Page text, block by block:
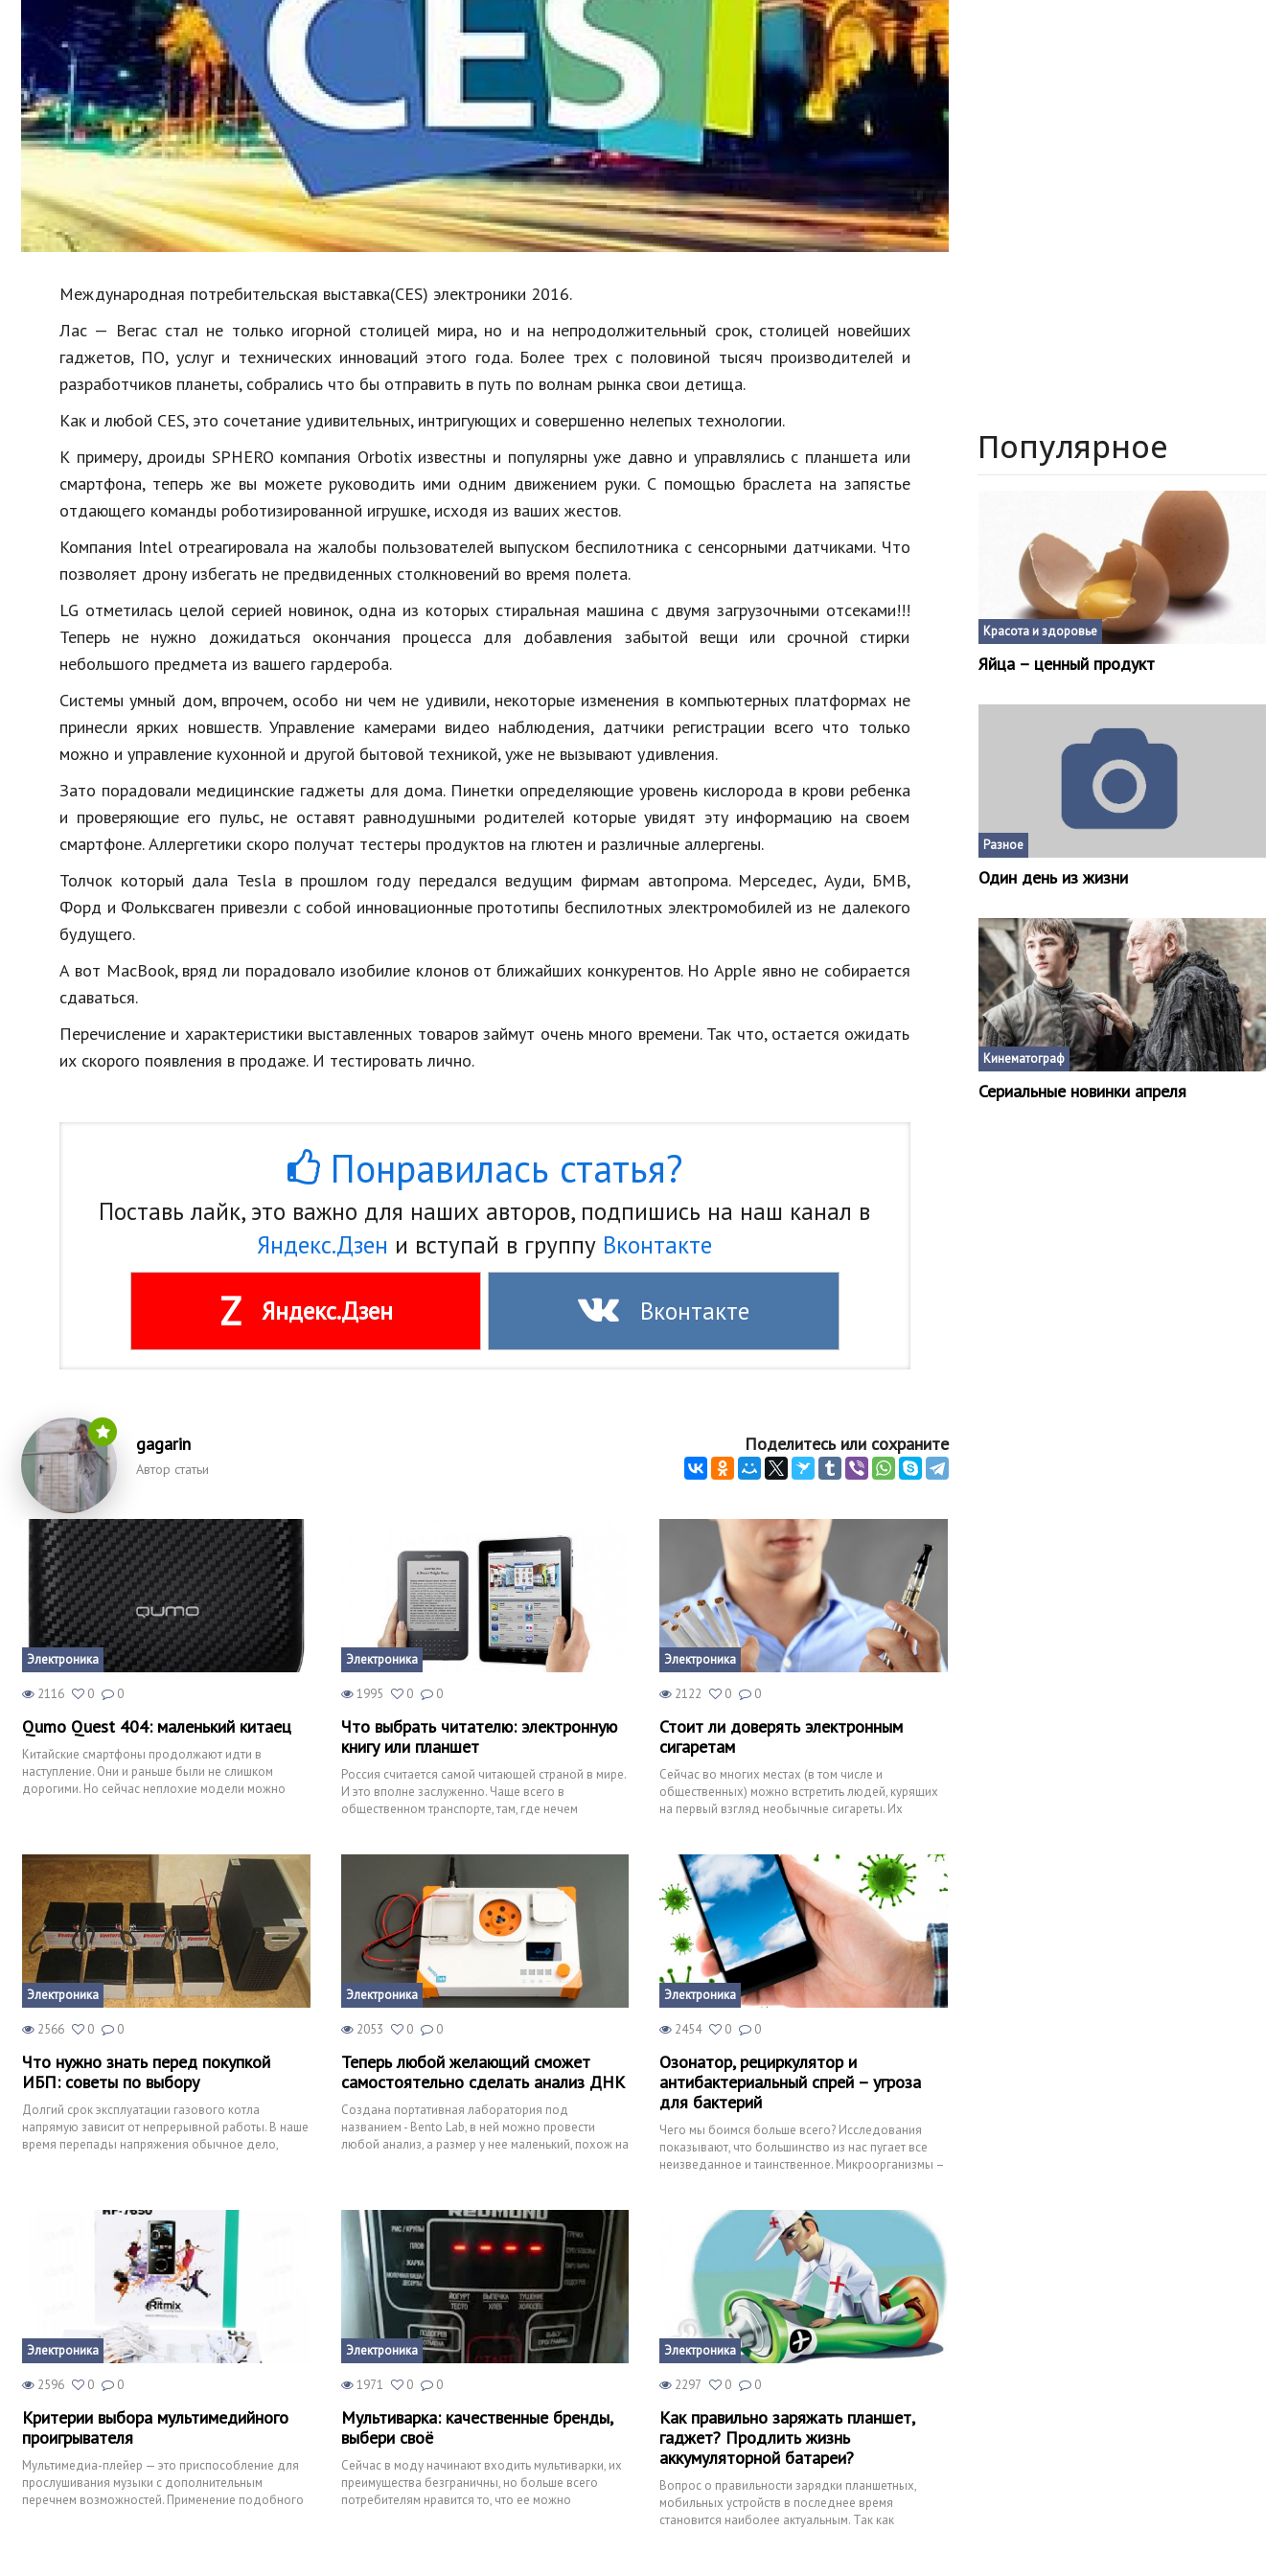
Образование
В мире
Культура
Авто, мото
Знаменитости
Недвижимость
Спорт и фитнес
Психология и отношения
Творчество и рукоделие
Разное
Работа и бизнес
Животные
Еда и напитки
Праздники и подарки
Мода и стиль
Бизнес
Хобби и развлечения
Финансы
Юриспруденция
Природа
Образование
Международная потребительская выставка(CES) электроники 2016.
Лас — Вегасстал не только игорной столицей мира, но и на непродолжительный срок, столицей новейших
гаджетов, ПО, услуг и технических инноваций этого года. Более трех с половиной тысяч производителей и
разработчиков планеты, собрались что бы отправить в путь по волнам рынка свои детища.
Как и любой CES, это сочетание удивительных, интригующих и совершенно нелепых технологии.
К примеру, дроиды SPHERO компания Orbotixизвестны и популярны уже давно и управлялись с планшета или
смартфона, теперь же вы можете руководить ими одним движением руки. С помощью браслета на запястье
отдающего команды роботизированной игрушке, исходя из ваших жестов.
Компания Intel отреагировала на жалобы пользователей выпуском беспилотникас сенсорными датчиками. Что
позволяет дрону избегать не предвиденных столкновений во время полета.
LG отметилась целой серией новинок, одна из которых стиральная машина с двумя загрузочными отсеками!!!
Теперь не нужно дожидаться окончания процесса для добавления забытой вещи или срочной стирки
небольшого предмета из вашего гардероба.
Системы умный дом, впрочем, особо ни чем не удивили, некоторые изменения в компьютерных платформах не
принесли ярких новшеств. Управление камерами видео наблюдения, датчики регистрации всего что только
можно и управление кухонной и другой бытовой техникой, уже не вызывают удивления.
Зато порадовали медицинские гаджеты для дома. Пинетки определяющие уровень кислорода в крови ребенка
и проверяющие его пульс, не оставят равнодушными родителей которые увидят эту информацию на своем
смартфоне.Аллергетики скоро получат тестеры продуктов на глютен и различные аллергены.
Толчок который дала Teslaв прошлом году передался ведущим фирмам автопрома. Мерседес, Ауди, БМВ,
Форд и Фольксваген привезли с собой инновационные прототипы беспилотных электромобилей из не далекого
будущего.
А вот MacBook, вряд ли порадовало изобилие клонов от ближайших конкурентов. НоApple явно не собирается
сдаваться.
Перечисление и характеристики выставленных товаров займут очень много времени. Так что, остается ожидать
их скорого появления в продаже. И тестировать лично.
Понравилась статья?
Поставь лайк, это важно для наших авторов, подпишись на наш канал в
Яндекс.Дзен и вступай в группу Вконтакте
Z Яндекс.Дзен Вконтакте
gagarin
Автор статьи
Поделитесь или сохраните
Электроника
2116 0 0
Qumo Quest 404: маленький китаец
Китайские смартфоны продолжают идти в
наступление. Они и раньше были не слишком
дорогими. Но сейчас неплохие модели можно
Электроника
1995 0 0
Что выбрать читателю: электронную
книгу или планшет
Россия считается самой читающей страной в мире.
И это вполне заслуженно. Чаще всего в
общественном транспорте, там, где нечем
Электроника
2122 0 0
Стоит ли доверять электронным
сигаретам
Сейчас во многих местах (в том числе и
общественных) можно встретить людей, курящих
на первый взгляд необычные сигареты. Их
Электроника
2566 0 0
Что нужно знать перед покупкой
ИБП: советы по выбору
Долгий срок эксплуатации газового котла
напрямую зависит от непрерывной работы. В наше
время перепады напряжения обычное дело,
Электроника
2053 0 0
Теперь любой желающий сможет
самостоятельно сделать анализ ДНК
Создана портативная лаборатория под
названием - Bento Lab, в ней можно провести
любой анализ, а размер у нее маленький, похож на
Электроника
2454 0 0
Озонатор, рециркулятор и
антибактериальный спрей – угроза
для бактерий
Чего мы боимся больше всего? Исследования
показывают, что большинство из нас пугает все
неизведанное и таинственное. Микроорганизмы –
Электроника
2596 0 0
Критерии выбора мультимедийного
проигрывателя
Мультимедиа-плейер — это приспособление для
прослушивания музыки с дополнительным
перечнем возможностей. Применение подобного
Электроника
1971 0 0
Мультиварка: качественные бренды,
выбери своё
Сейчас в моду начинают входить мультиварки, их
преимущества безграничны, но больше всего
потребителям нравится то, что ее можно
Электроника
2297 0 0
Как правильно заряжать планшет,
гаджет? Продлить жизнь
аккумуляторной батареи?
Вопрос о правильности зарядки планшетных,
мобильных устройств в последнее время
становится наиболее актуальным. Так как
Популярное
Красота и здоровье
Яйца – ценный продукт
Разное
Один день из жизни
Кинематограф
Сериальные новинки апреля